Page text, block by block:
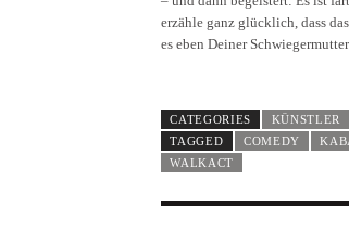
erzähle ganz glücklich, dass
es eben Deiner
CATEGORIES KÜNSTLER
TAGGED
COMEDY
WALKACT